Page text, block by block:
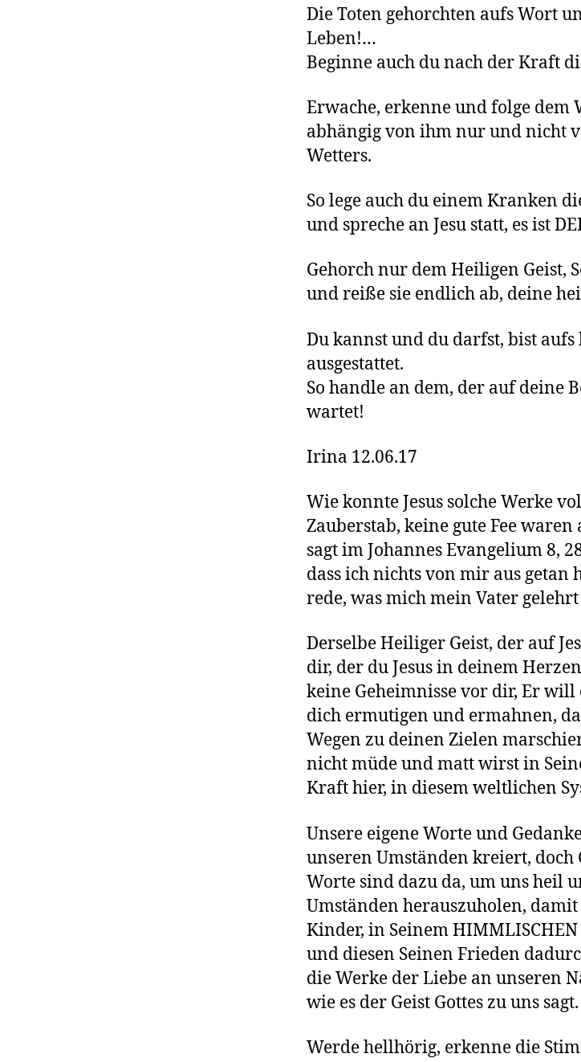
Die Toten gehorchten aufs Wort
Leben!…
Beginne auch du nach der Kraft
Erwache, erkenne und folge dem
abhängig von ihm nur und nicht
Wetters.
So lege auch du einem Kranken
und spreche an Jesu statt, es ist
Gehorch nur dem Heiligen Geist,
und reiße sie endlich ab, deine
Du kannst und du darfst, bist aufs
ausgestattet.
So handle an dem, der auf deine
wartet!
Irina 12.06.17
Wie konnte Jesus solche Werke
Zauberstab, keine gute Fee waren
sagt im Johannes Evangelium 8,
dass ich nichts von mir aus getan
rede, was mich mein Vater gelehrt
Derselbe Heiliger Geist, der auf
dir, der du Jesus in deinem
keine Geheimnisse vor dir, Er
dich ermutigen und ermahnen,
Wegen zu deinen Zielen
nicht müde und matt wirst in
Kraft hier, in diesem weltlichen
Unsere eigene Worte und
unseren Umständen kreiert, doch
Worte sind dazu da, um uns heil
Umständen herauszuholen, damit
Kinder, in Seinem
und diesen Seinen Frieden
die Werke der Liebe an unseren
wie es der Geist Gottes zu uns sagt.
Werde hellhörig, erkenne die